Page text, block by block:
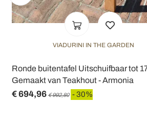
VIADURINI IN THE GARDEN
Ronde buitentafel Uitschuifbaar tot
Gemaakt van Teakhout - Armonia
€ 694,96 € 992,80 - 30%